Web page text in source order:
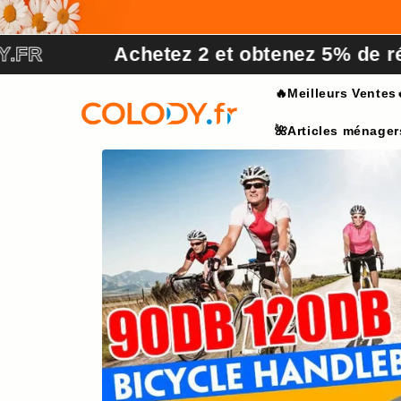
et
passer
au
contenu
Achetez 2 et obtenez 5% de réduction
🔥Meilleurs
🌺Articles
Passer aux